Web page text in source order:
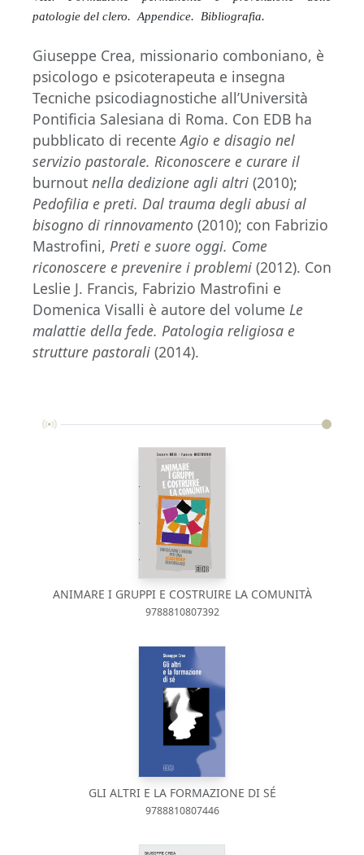
patologie del clero. Appendice. Bibliografia.
Giuseppe Crea, missionario comboniano, è
psicologo e psicoterapeuta e insegna
Tecniche psicodiagnostiche all’Università
Pontificia Salesiana di Roma. Con EDB ha
pubblicato di recenteAgio e disagio nel
servizio pastorale. Riconoscere e curare il
burnout nella dedizione agli altri (2010);
Pedofilia e preti. Dal trauma degli abusi al
bisogno di rinnovamento (2010); con Fabrizio
Mastrofini, Preti e suore oggi. Come
riconoscere e prevenire i problemi (2012). Con
Leslie J. Francis, Fabrizio Mastrofini e
Domenica Visalli è autore del volume Le
malattie della fede. Patologia religiosa e
strutture pastorali (2014).
ANIMARE I GRUPPI E COSTRUIRE LA COMUNITÀ
9788810807392
GLI ALTRI E LA FORMAZIONE DI SÉ
9788810807446